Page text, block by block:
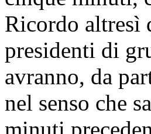
Ricordo altresì
presidenti di
avranno, da
nel senso che
minuti